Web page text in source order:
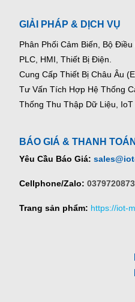
GIẢI PHÁP & DỊCH VỤ
Phân Phối Cảm Biến, Bộ Điều
PLC, HMI, Thiết Bị Điện.
Cung Cấp Thiết Bị Châu Âu
Tư Vấn Tích Hợp Hệ Thống
Thống Thu Thập Dữ Liệu, IoT
BÁO GIÁ & THANH TOÁN
Yêu Cầu Báo Giá:
Cellphone/Zalo: 0379720873
Trang sản phẩm: https://iot-